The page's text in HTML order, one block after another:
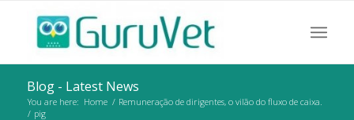
Blog - Latest News
You are here: Home / Remuneração de dirigentes, o vilão do fluxo de caixa.
/ pig